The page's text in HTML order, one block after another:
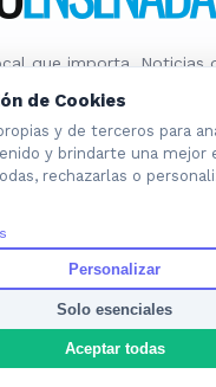
que importa. Noticias
y la provincia de Buenos
Cookies
Privacidad
Términos
Política de Contenido
de Cookies
y de terceros para
y brindarte una mejor
rechazarlas o
Personalizar
Solo esenciales
Aceptar todas